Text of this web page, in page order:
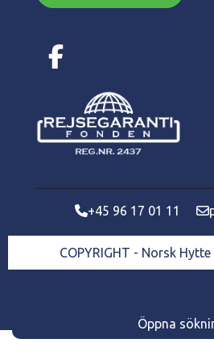
Öppna
+45 96 17 01 11
COPYRIGHT - Norsk